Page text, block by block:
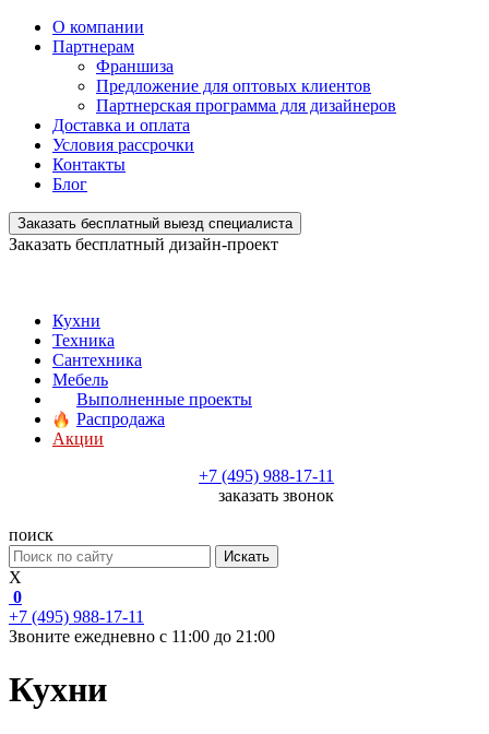
О компании
Партнерам
Франшиза
Предложение для оптовых клиентов
Партнерская программа для дизайнеров
Доставка и оплата
Условия рассрочки
Контакты
Блог
Заказать бесплатный выезд специалиста
Заказать бесплатный дизайн-проект
Кухни
Техника
Сантехника
Мебель
Выполненные проекты
Распродажа
Акции
+7 (495) 988-17-11
заказать звонок
поиск
Искать
X
0
+7 (495) 988-17-11
Звоните ежедневно с 11:00 до 21:00
Кухни